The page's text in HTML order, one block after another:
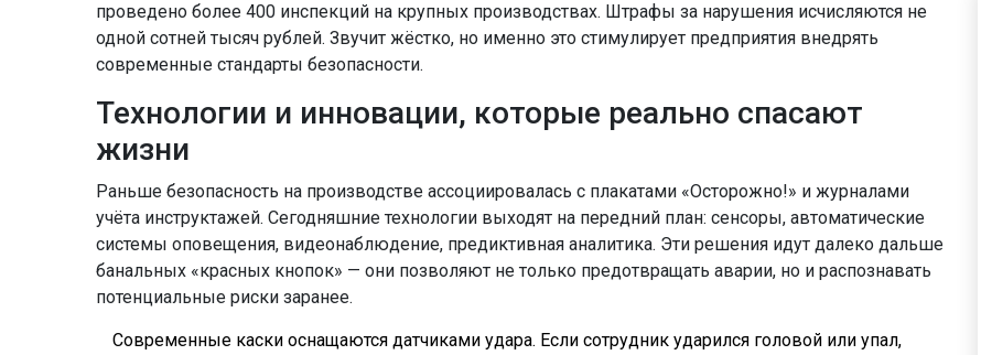
проведено более 400 инспекций на крупных производствах. Штрафы за нарушения исчисляются не
одной сотней тысяч рублей. Звучит жёстко, но именно это стимулирует предприятия внедрять
современные стандарты безопасности.
Технологии и инновации, которые реально спасают
жизни
Раньше безопасность на производстве ассоциировалась с плакатами «Осторожно!» и журналами
учёта инструктажей. Сегодняшние технологии выходят на передний план: сенсоры, автоматические
системы оповещения, видеонаблюдение, предиктивная аналитика. Эти решения идут далеко дальше
банальных «красных кнопок» — они позволяют не только предотвращать аварии, но и распознавать
потенциальные риски заранее.
Современные каски оснащаются датчиками удара. Если сотрудник ударился головой или упал,